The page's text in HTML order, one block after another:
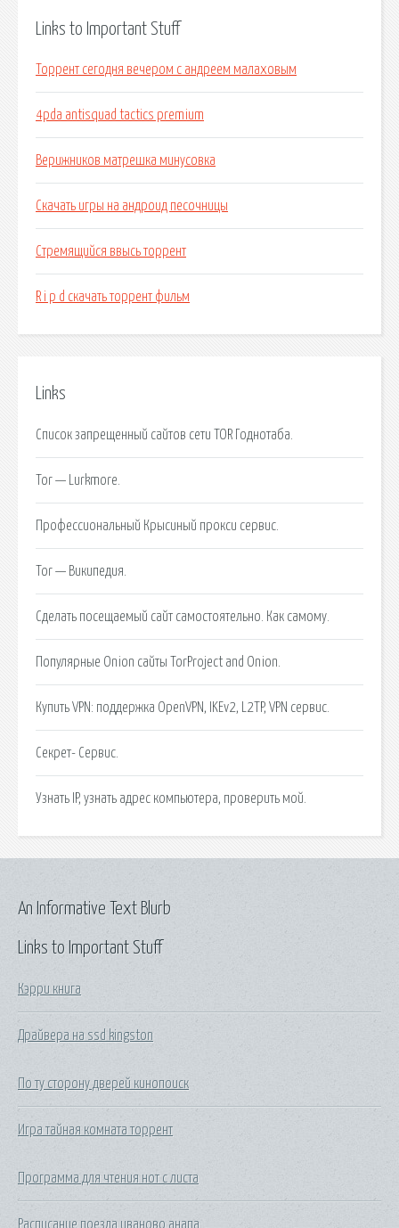
Links to Important Stuff
Торрент сегодня вечером с андреем малаховым
4pda antisquad tactics premium
Верижников матрешка минусовка
Скачать игры на андроид песочницы
Стремящийся ввысь торрент
R i p d скачать торрент фильм
Links
Список запрещенный сайтов сети TOR Годнотаба.
Tor — Lurkmore.
Профессиональный Крысиный прокси сервис.
Tor — Википедия.
Сделать посещаемый сайт самостоятельно. Как самому.
Популярные Onion сайты TorProject and Onion.
Купить VPN: поддержка OpenVPN, IKEv2, L2TP, VPN сервис.
Секрет- Сервис.
Узнать IP, узнать адрес компьютера, проверить мой.
Links to Important Stuff
Кэрри книга
Драйвера на ssd kingston
По ту сторону дверей кинопоиск
Игра тайная комната торрент
Программа для чтения нот с листа
Расписание поезда иваново анапа
An Informative Text Blurb